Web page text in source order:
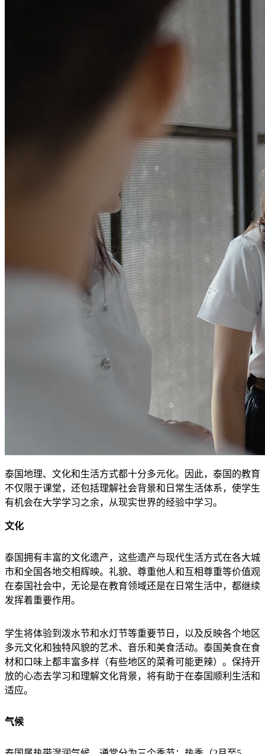
泰国地理、文化和生活方式都十分多元化。因此，泰国的教育
不仅限于课堂，还包括理解社会背景和日常生活体系，使学生
有机会在大学学习之余，从现实世界的经验中学习。
文化
泰国拥有丰富的文化遗产，这些遗产与现代生活方式在各大城
市和全国各地交相辉映。礼貌、尊重他人和互相尊重等价值观
在泰国社会中，无论是在教育领域还是在日常生活中，都继续
发挥着重要作用。
学生将体验到泼水节和水灯节等重要节日，以及反映各个地区
多元文化和独特风貌的艺术、音乐和美食活动。泰国美食在食
材和口味上都丰富多样（有些地区的菜肴可能更辣）。保持开
放的心态去学习和理解文化背景，将有助于在泰国顺利生活和
适应。
气候